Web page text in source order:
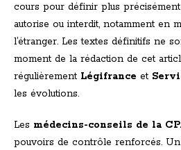
cours pour définir plus
autorise ou interdit, notamment en
l’étranger. Les textes définitifs ne
moment de la rédaction de cet
régulièrement Légifrance et
les évolutions.
Les médecins-conseils de la
pouvoirs de contrôle renforcés.